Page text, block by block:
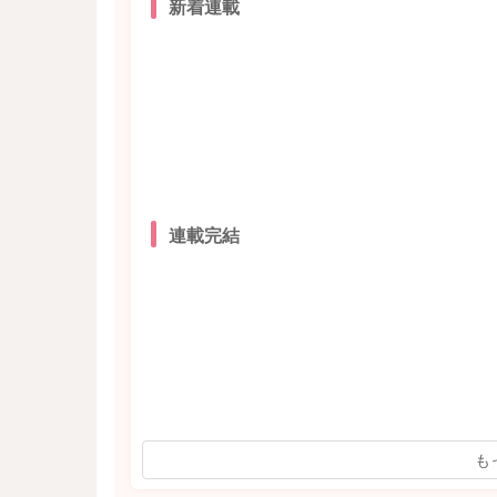
連載完結
も